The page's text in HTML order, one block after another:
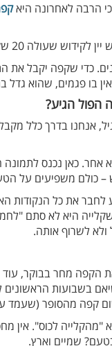
הרבה לאחרונה היא
יישון בחביות. ההבדל הוא לא רק במחיר – הוא בחומר הגלם.
הפול הגיע?
אנחנו בדרך כלל
משפיעים על
את כל הנקודות
לשרוף אותה.
מחר בבוקר, עוד
בשבועות
קפה מהסופר (שעמד
"מהקלייה לכוס". אין
שמיים וארץ.